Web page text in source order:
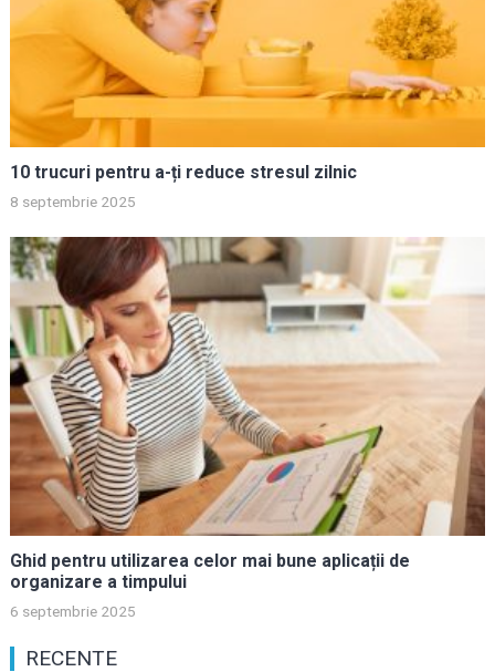
10 trucuri pentru a-ți reduce stresul zilnic
8 septembrie 2025
Ghid pentru utilizarea celor mai bune aplicații de
organizare a timpului
6 septembrie 2025
RECENTE